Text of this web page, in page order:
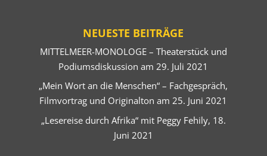
NEUESTE BEITRÄGE
MITTELMEER-MONOLOGE – Theaterstück und
Podiumsdiskussion am 29. Juli 2021
„Mein Wort an die Menschen“ – Fachgespräch,
Filmvortrag und Originalton am 25. Juni 2021
„Lesereise durch Afrika“ mit Peggy Fehily, 18.
Juni 2021